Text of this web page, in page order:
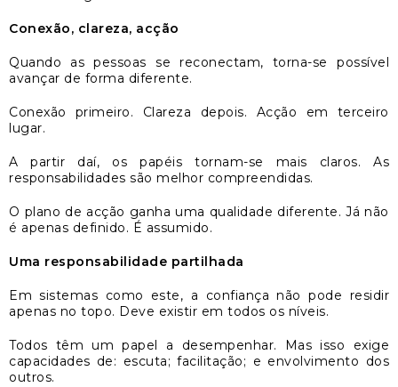
Conexão, clareza, acção
Quando as pessoas se reconectam, torna-se possível
avançar de forma diferente.
Conexão primeiro. Clareza depois. Acção em terceiro
lugar.
A partir daí, os papéis tornam-se mais claros. As
responsabilidades são melhor compreendidas.
O plano de acção ganha uma qualidade diferente. Já não
é apenas definido. É assumido.
Uma responsabilidade partilhada
Em sistemas como este, a confiança não pode residir
apenas no topo. Deve existir em todos os níveis.
Todos têm um papel a desempenhar. Mas isso exige
capacidades de: escuta; facilitação; e envolvimento dos
outros.